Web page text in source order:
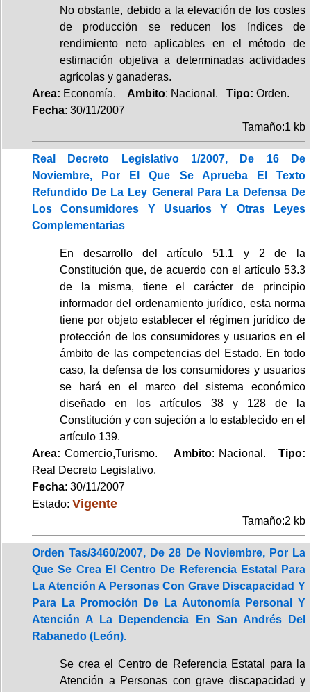
No obstante, debido a la elevación de los costes
de producción se reducen los índices de
rendimiento neto aplicables en el método de
estimación objetiva a determinadas actividades
agrícolas y ganaderas.
Area: Economía. Ambito: Nacional. Tipo: Orden.
Fecha: 30/11/2007
Tamaño:1 kb
Real Decreto Legislativo 1/2007, De 16 De
Noviembre, Por El Que Se Aprueba El Texto
Refundido De La Ley General Para La Defensa De
Los Consumidores Y Usuarios Y Otras Leyes
Complementarias
En desarrollo del artículo 51.1 y 2 de la
Constitución que, de acuerdo con el artículo 53.3
de la misma, tiene el carácter de principio
informador del ordenamiento jurídico, esta norma
tiene por objeto establecer el régimen jurídico de
protección de los consumidores y usuarios en el
ámbito de las competencias del Estado. En todo
caso, la defensa de los consumidores y usuarios
se hará en el marco del sistema económico
diseñado en los artículos 38 y 128 de la
Constitución y con sujeción a lo establecido en el
artículo 139.
Area: Comercio,Turismo.Ambito: Nacional.Tipo:
Real Decreto Legislativo.
Fecha: 30/11/2007
Estado: Vigente
Tamaño:2 kb
Orden Tas/3460/2007, De 28 De Noviembre, Por La
Que Se Crea El Centro De Referencia Estatal Para
La Atención A Personas Con Grave Discapacidad Y
Para La Promoción De La Autonomía Personal Y
Atención A La Dependencia En San Andrés Del
Rabanedo (León).
Se crea el Centro de Referencia Estatal para la
Atención a Personas con grave discapacidad y